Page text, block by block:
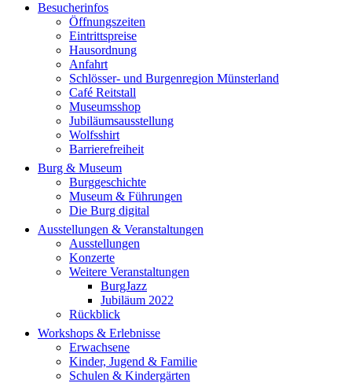
Besucherinfos
Öffnungszeiten
Eintrittspreise
Hausordnung
Anfahrt
Schlösser- und Burgenregion Münsterland
Café Reitstall
Museumsshop
Jubiläumsausstellung
Wolfsshirt
Barrierefreiheit
Burg & Museum
Burggeschichte
Museum & Führungen
Die Burg digital
Ausstellungen & Veranstaltungen
Ausstellungen
Konzerte
Weitere Veranstaltungen
BurgJazz
Jubiläum 2022
Rückblick
Workshops & Erlebnisse
Erwachsene
Kinder, Jugend & Familie
Schulen & Kindergärten